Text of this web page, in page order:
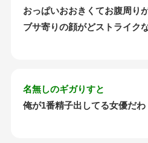
おっぱいおおきくてお腹周り
ブサ寄りの顔がどストライク
名無しのギガりすと
俺が1番精子出してる女優だわ